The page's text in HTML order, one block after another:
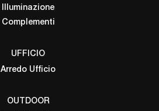
Illuminazione
Complementi
UFFICIO
Arredo Ufficio
OUTDOOR